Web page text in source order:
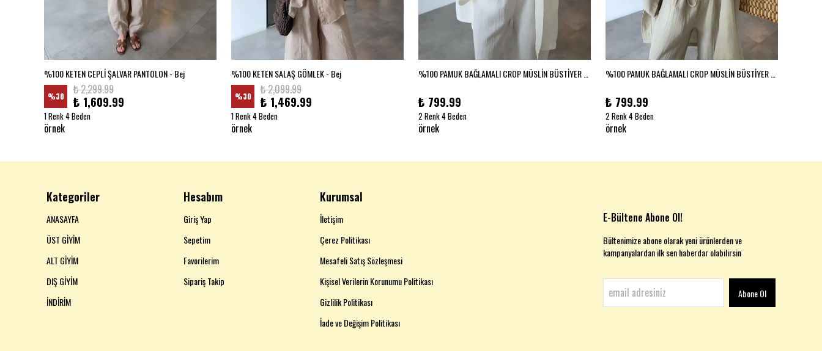
%100 KETEN CEPLİ ŞALVAR PANTOLON - Bej
%30 ₺ 2,299.99
₺ 1,609.99
1 Renk 4 Beden
örnek
%100 KETEN SALAŞ GÖMLEK - Bej
%30 ₺ 2,099.99
₺ 1,469.99
1 Renk 4 Beden
örnek
₺ 799.99
2 Renk 4 Beden
örnek
₺ 799.99
2 Renk 4 Beden
örnek
Kategoriler
ANASAYFA
ÜST GİYİM
ALT GİYİM
DIŞ GİYİM
İNDİRİM
Hesabım
Giriş Yap
Sepetim
Favorilerim
Sipariş Takip
Kurumsal
İletişim
Çerez Politikası
Mesafeli Satış Sözleşmesi
Kişisel Verilerin Korunumu Politikası
Gizlilik Politikası
İade ve Değişim Politikası
E-Bültene Abone Ol!
Bültenimize abone olarak yeni ürünlerden ve
kampanyalardan ilk sen haberdar olabilirsin
Abone Ol